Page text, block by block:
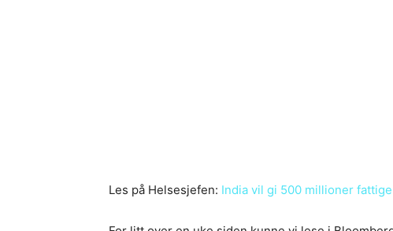
Les på Helsesjefen: India vil gi 500 millioner